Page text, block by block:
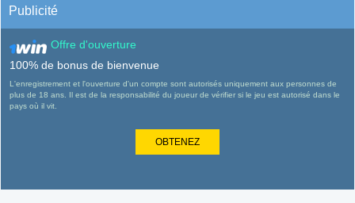
Publicité
Offre d'ouverture
100% de bonus de bienvenue
L'enregistrement et l'ouverture d'un compte sont autorisés uniquement aux personnes de
plus de 18 ans. Il est de la responsabilité du joueur de vérifier si le jeu est autorisé dans le
pays où il vit.
OBTENEZ